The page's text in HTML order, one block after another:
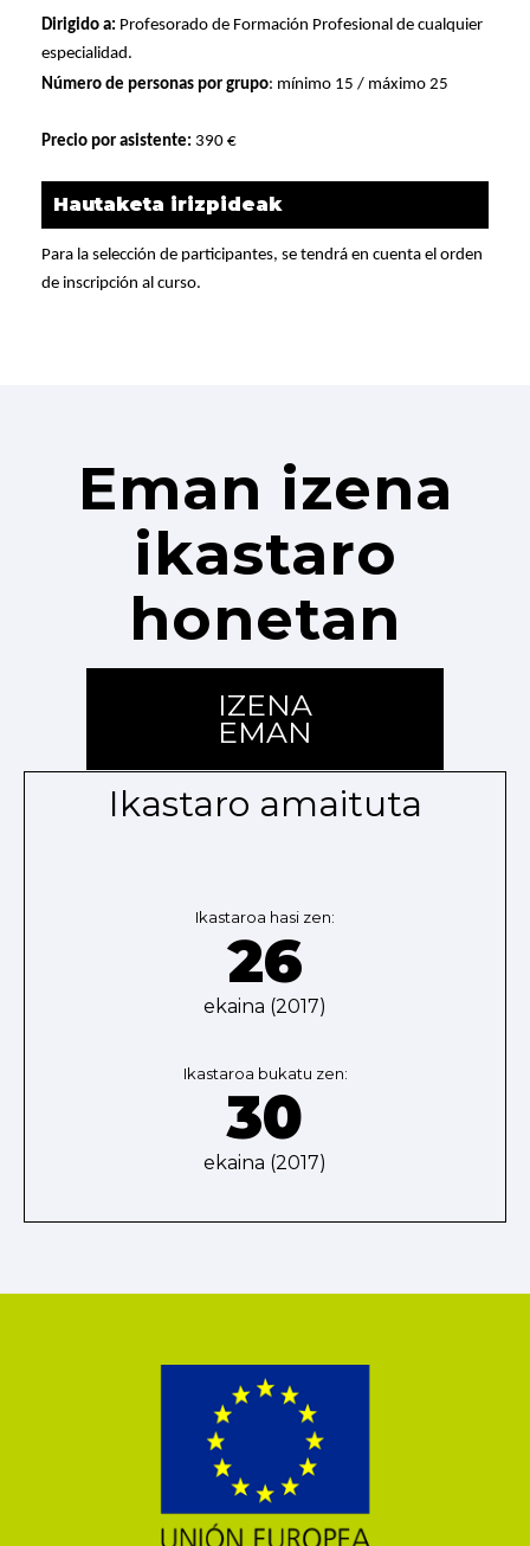
Dirigido a: Profesorado de Formación Profesional de cualquier
especialidad.
Número de personas por grupo: mínimo 15 / máximo 25
Precio por asistente: 390 €
Hautaketa irizpideak
Para la selección de participantes, se tendrá en cuenta el orden
de inscripción al curso.
Eman izena
ikastaro
honetan
IZENA
EMAN
Ikastaro amaituta
Ikastaroa hasi zen:
26
ekaina (2017)
Ikastaroa bukatu zen:
30
ekaina (2017)